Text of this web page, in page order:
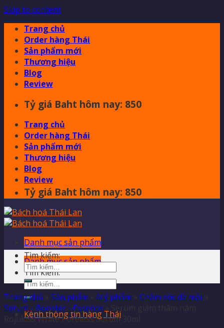
Skip to content
Trang chủ
Order hàng Thái
Sản phẩm mới
Thương hiệu
Blog
Review
Tỷ giá Baht hôm nay: 850
Trang chủ
Order hàng Thái
Sản phẩm mới
Thương hiệu
Blog
Review
Tỷ giá Baht hôm nay: 850
Danh mục sản phẩm
Danh mục sản phẩm
Tìm kiếm:
Kênh thông tin hàng Thái
Tìm kiếm:
Trang chủ Sản phẩm Mỹ phẩm Chăm sóc da mặt
Serum - Booster - Essence
Rojukiss White Poreless Serum 30ml